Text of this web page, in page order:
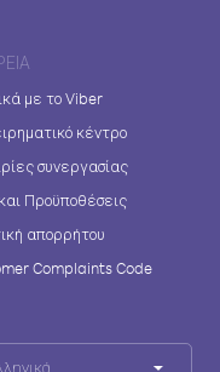
με το Viber
κέντρο
συνεργασίας
Προϋποθέσεις
απορρήτου
Complaints Code